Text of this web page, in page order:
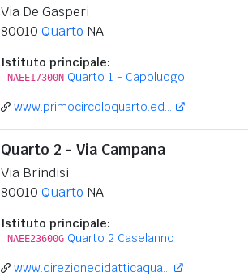
Via De Gasperi
80010 Quarto NA
Istituto principale:
NAEE17300N Quarto 1 - Capoluogo
www.primocircoloquarto.ed...
Quarto 2 - Via Campana
Via Brindisi
80010 Quarto NA
Istituto principale:
NAEE23600G Quarto 2 Caselanno
www.direzionedidatticaqua...